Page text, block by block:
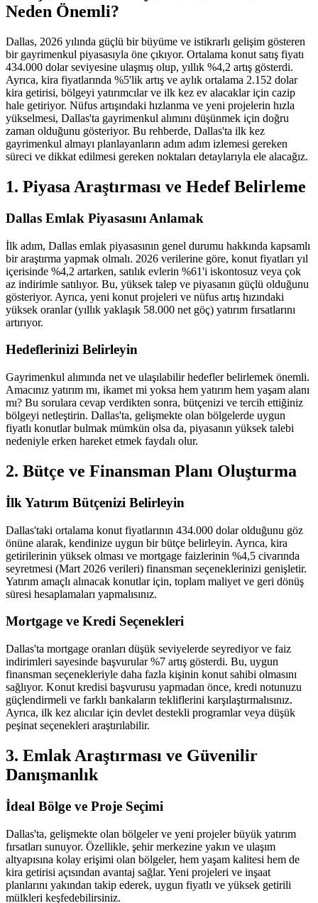
Neden Önemli?
Dallas, 2026 yılında güçlü bir büyüme ve istikrarlı gelişim gösteren
bir gayrimenkul piyasasıyla öne çıkıyor. Ortalama konut satış fiyatı
434.000 dolar seviyesine ulaşmış olup, yıllık %4,2 artış gösterdi.
Ayrıca, kira fiyatlarında %5'lik artış ve aylık ortalama 2.152 dolar
kira getirisi, bölgeyi yatırımcılar ve ilk kez ev alacaklar için cazip
hale getiriyor. Nüfus artışındaki hızlanma ve yeni projelerin hızla
yükselmesi, Dallas'ta gayrimenkul alımını düşünmek için doğru
zaman olduğunu gösteriyor. Bu rehberde, Dallas'ta ilk kez
gayrimenkul almayı planlayanların adım adım izlemesi gereken
süreci ve dikkat edilmesi gereken noktaları detaylarıyla ele alacağız.
1. Piyasa Araştırması ve Hedef Belirleme
Dallas Emlak Piyasasını Anlamak
İlk adım, Dallas emlak piyasasının genel durumu hakkında kapsamlı
bir araştırma yapmak olmalı. 2026 verilerine göre, konut fiyatları yıl
içerisinde %4,2 artarken, satılık evlerin %61'i iskontosuz veya çok
az indirimle satılıyor. Bu, yüksek talep ve piyasanın güçlü olduğunu
gösteriyor. Ayrıca, yeni konut projeleri ve nüfus artış hızındaki
yüksek oranlar (yıllık yaklaşık 58.000 net göç) yatırım fırsatlarını
artırıyor.
Hedeflerinizi Belirleyin
Gayrimenkul alımında net ve ulaşılabilir hedefler belirlemek önemli.
Amacınız yatırım mı, ikamet mi yoksa hem yatırım hem yaşam alanı
mı? Bu sorulara cevap verdikten sonra, bütçenizi ve tercih ettiğiniz
bölgeyi netleştirin. Dallas'ta, gelişmekte olan bölgelerde uygun
fiyatlı konutlar bulmak mümkün olsa da, piyasanın yüksek talebi
nedeniyle erken hareket etmek faydalı olur.
2. Bütçe ve Finansman Planı Oluşturma
İlk Yatırım Bütçenizi Belirleyin
Dallas'taki ortalama konut fiyatlarının 434.000 dolar olduğunu göz
önüne alarak, kendinize uygun bir bütçe belirleyin. Ayrıca, kira
getirilerinin yüksek olması ve mortgage faizlerinin %4,5 civarında
seyretmesi (Mart 2026 verileri) finansman seçeneklerinizi genişletir.
Yatırım amaçlı alınacak konutlar için, toplam maliyet ve geri dönüş
süresi hesaplamaları yapmalısınız.
Mortgage ve Kredi Seçenekleri
Dallas'ta mortgage oranları düşük seviyelerde seyrediyor ve faiz
indirimleri sayesinde başvurular %7 artış gösterdi. Bu, uygun
finansman seçenekleriyle daha fazla kişinin konut sahibi olmasını
sağlıyor. Konut kredisi başvurusu yapmadan önce, kredi notunuzu
güçlendirmeli ve farklı bankaların tekliflerini karşılaştırmalısınız.
Ayrıca, ilk kez alıcılar için devlet destekli programlar veya düşük
peşinat seçenekleri araştırılabilir.
3. Emlak Araştırması ve Güvenilir
Danışmanlık
İdeal Bölge ve Proje Seçimi
Dallas'ta, gelişmekte olan bölgeler ve yeni projeler büyük yatırım
fırsatları sunuyor. Özellikle, şehir merkezine yakın ve ulaşım
altyapısına kolay erişimi olan bölgeler, hem yaşam kalitesi hem de
kira getirisi açısından avantaj sağlar. Yeni projeleri ve inşaat
planlarını yakından takip ederek, uygun fiyatlı ve yüksek getirili
mülkleri keşfedebilirsiniz.